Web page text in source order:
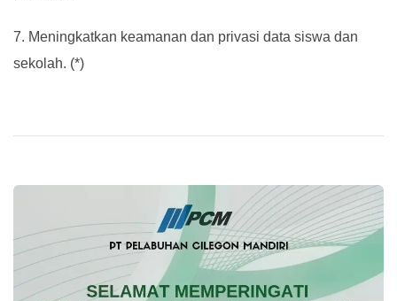
7. Meningkatkan keamanan dan privasi data siswa dan
sekolah. (*)